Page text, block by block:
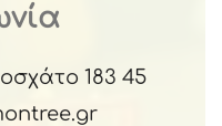
183 45